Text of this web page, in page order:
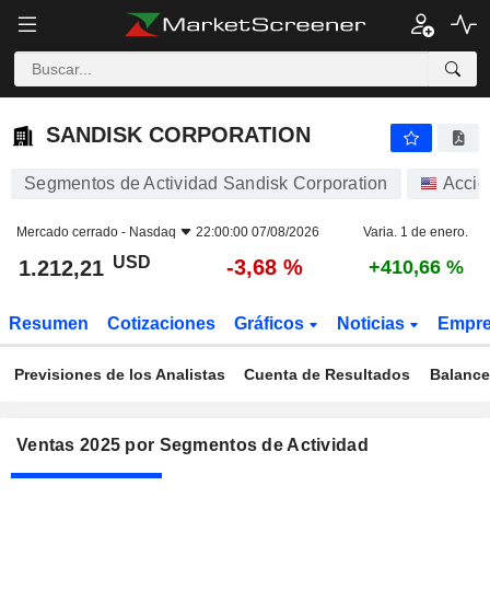
SANDISK CORPORATION
SANDISK CORPORATION
Segmentos de Actividad Sandisk Corporation
Mercado cerrado - Nasdaq 22:00:00 07/08/2026 Varia. 1 de enero.
1.212,21 USD -3,68 % +410,66 %
Resumen Cotizaciones Gráficos Noticias
Previsiones de los Analistas Cuenta de Resultados Balance
Ventas 2025 por Segmentos de Actividad